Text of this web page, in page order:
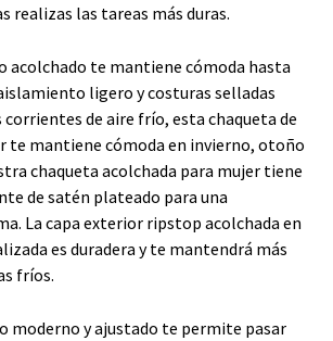
realizas las tareas más duras.
acolchado te mantiene cómoda hasta
ligero y costuras selladas
corrientes de aire frío, esta chaqueta de
te mantiene cómoda en invierno, otoño
chaqueta acolchada para mujer tiene
de satén plateado para una
La capa exterior ripstop acolchada en
es duradera y te mantendrá más
fríos.
moderno y ajustado te permite pasar